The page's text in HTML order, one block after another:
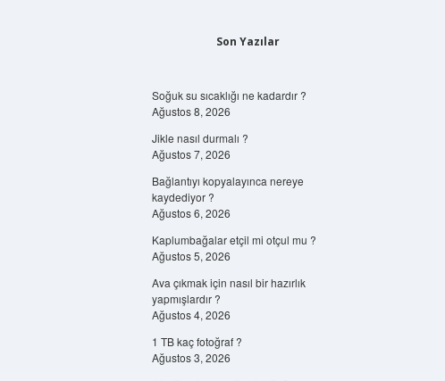
Son Yazılar
Soğuk su sıcaklığı ne kadardır ?
Ağustos 8, 2026
Jikle nasıl durmalı ?
Ağustos 7, 2026
Bağlantıyı kopyalayınca nereye
kaydediyor ?
Ağustos 6, 2026
Kaplumbağalar etçil mi otçul mu ?
Ağustos 5, 2026
Ava çıkmak için nasıl bir hazırlık
yapmışlardır ?
Ağustos 4, 2026
1 TB kaç fotoğraf ?
Ağustos 3, 2026